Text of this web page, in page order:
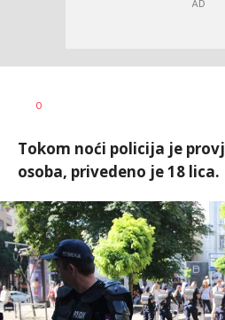
AUTOR
0
Tokom noći policija je
osoba, privedeno je 18 lica.